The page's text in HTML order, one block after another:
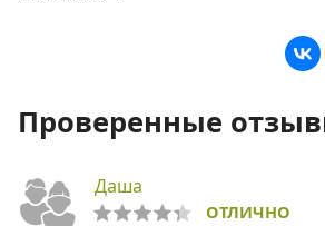
Проверенные
Даша
ОТЛИЧНО